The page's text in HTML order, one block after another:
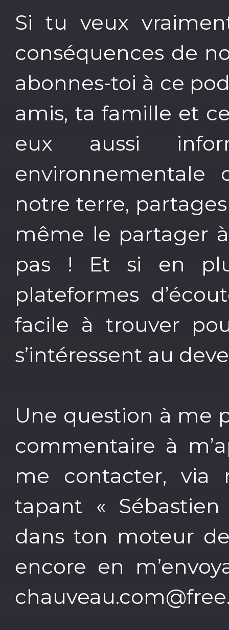
Si tu veux
conséquences de
abonnes-toi à ce
amis, ta famille et
eux aussi
environnementale
notre terre,
même le partager
pas ! Et si en
plateformes
facile à trouver
s’intéressent au
Une question à me
commentaire à
me contacter, via
tapant «
dans ton moteur
encore en